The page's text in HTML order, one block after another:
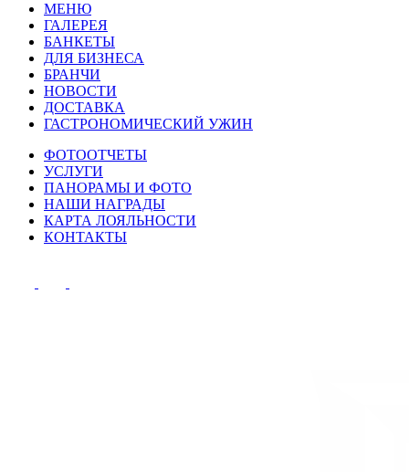
МЕНЮ
ГАЛЕРЕЯ
БАНКЕТЫ
ДЛЯ БИЗНЕСА
БРАНЧИ
НОВОСТИ
ДОСТАВКА
ГАСТРОНОМИЧЕСКИЙ УЖИН
ФОТООТЧЕТЫ
УСЛУГИ
ПАНОРАМЫ И ФОТО
НАШИ НАГРАДЫ
КАРТА ЛОЯЛЬНОСТИ
КОНТАКТЫ